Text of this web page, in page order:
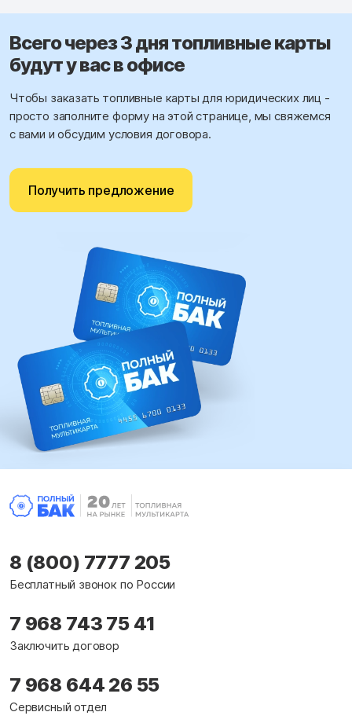
Всего через 3 дня топливные карты
будут у вас в офисе
Чтобы заказать топливные карты для юридических лиц -
просто заполните форму на этой странице, мы свяжемся
с вами и обсудим условия договора.
Получить предложение
8 (800) 7777 205
Бесплатный звонок по России
7 968 743 75 41
Заключить договор
7 968 644 26 55
Сервисный отдел